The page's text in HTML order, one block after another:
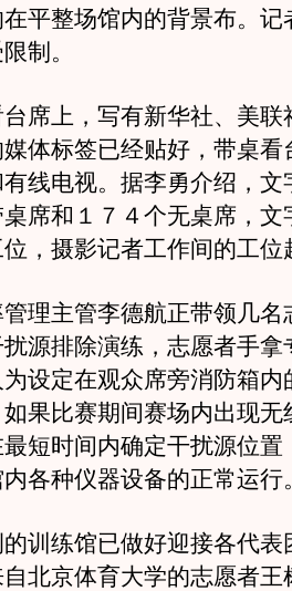
平整场馆内的背景布。记
制。
上，写有新华社、美联
体标签已经贴好，带桌看
线电视。据李勇介绍，文
席和１７４个无桌席，文
，摄影记者工作间的工位
主管李德航正带领几名
源排除演练，志愿者手拿
设定在观众席旁消防箱内
果比赛期间赛场内出现无
短时间内确定干扰源位置
各种仪器设备的正常运行
练馆已做好迎接各代表
北京体育大学的志愿者王